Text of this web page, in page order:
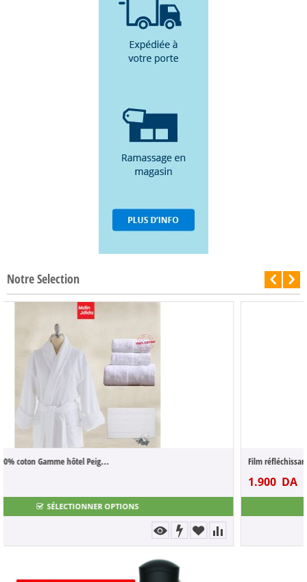
Notre Selection
Film réfléchissant miroir pour fenêtre et...
3.800DA
SÉLECTIONNER OPTIONS